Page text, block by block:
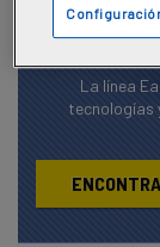
La línea
tecnologías